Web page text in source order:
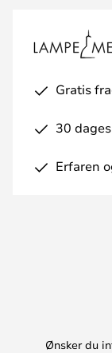
Gratis
30
Erfaren
Ønsker du